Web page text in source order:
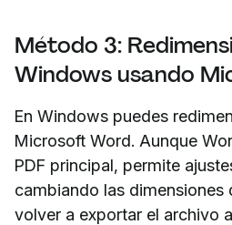
Método 3:
Windows usando
En Windows puedes
Microsoft Word. Aunque
PDF principal, permite
cambiando las dimensiones
volver a exportar el archivo a